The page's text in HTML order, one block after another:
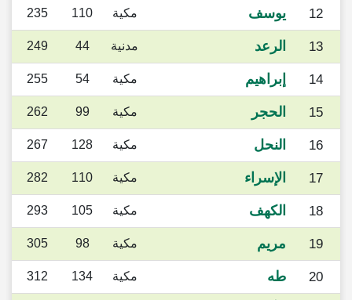
12 يوسف مكية 110
235
13 الرعد مدنية 44
249
14 إبراهيم مكية 54
255
15 الحجر مكية 99
262
16 النحل مكية 128
267
17 الإسراء مكية 110
282
18 الكهف مكية 105
293
19 مريم مكية 98
305
20 طه مكية 134
312